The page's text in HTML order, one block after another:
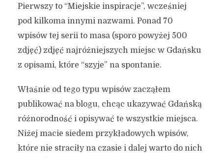
Pierwszy to “Miejskie inspiracje”, wcześniej
pod kilkoma innymi nazwami. Ponad 70
wpisów tej serii to masa (sporo powyżej 500
zdjęć) zdjęć najróżniejszych miejsc w Gdańsku
z opisami, które “szyje” na spontanie.
Właśnie od tego typu wpisów zacząłem
publikować na blogu, chcąc ukazywać Gdańską
różnorodność i opisywać te wszystkie miejsca.
Niżej macie siedem przykładowych wpisów,
które nie straciły na czasie i dalej warto do nich